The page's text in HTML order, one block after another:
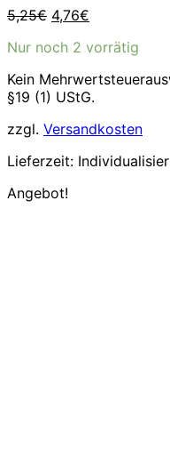
5,25€ Ursprünglicher
war:
4,76€
ist:
Nur noch 2 vorrätig
Kein
§19 (1) UStG.
zzgl. Versandkosten
Lieferzeit:
Angebot!